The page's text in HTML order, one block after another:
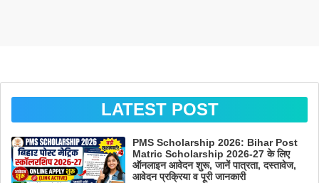
LATEST POST
PMS Scholarship 2026: Bihar Post
Matric Scholarship 2026-27 के लिए
ऑनलाइन आवेदन शुरू, जानें पात्रता, दस्तावेज,
आवेदन प्रक्रिया व पूरी जानकारी